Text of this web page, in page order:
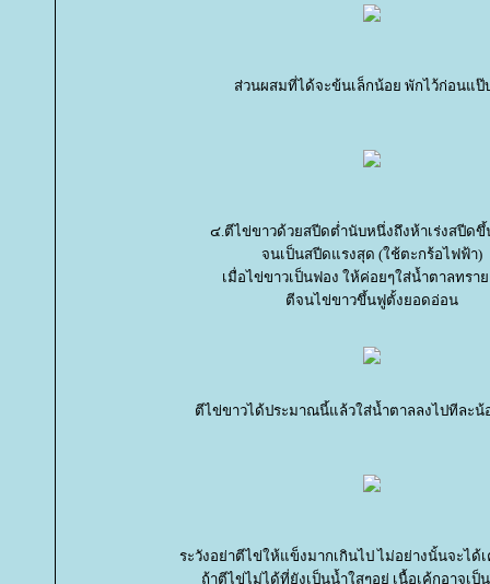
ส่วนผสมที่ได้จะข้นเล็กน้อย พักไว้ก่อนแป๊
๔.ตีไข่ขาวด้วยสปีดต่ำนับหนึ่งถึงห้าเร่งสปีดขึ้
จนเป็นสปีดแรงสุด (ใช้ตะกร้อไฟฟ้า)
เมื่อไข่ขาวเป็นฟอง ให้ค่อยๆใส่น้ำตาลทรา
ตีจนไข่ขาวขึ้นฟูตั้งยอดอ่อน
ตีไข่ขาวได้ประมาณนี้แล้วใส่น้ำตาลลงไปทีละ
ระวังอย่าตีไข่ให้แข็งมากเกินไป ไม่อย่างนั้นจะได้
ถ้าตีไข่ไม่ได้ที่ยังเป็นน้ำใสๆอยู่ เนื้อเค้กอาจเป็